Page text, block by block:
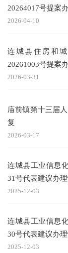
20264017号提案
2026-04-10
连城县住房和
20261003号提案
2026-03-31
庙前镇第十三届
复
2026-03-17
连城县工业信息
31号代表建议办
2025-12-03
连城县工业信息
30号代表建议办
2025-12-03